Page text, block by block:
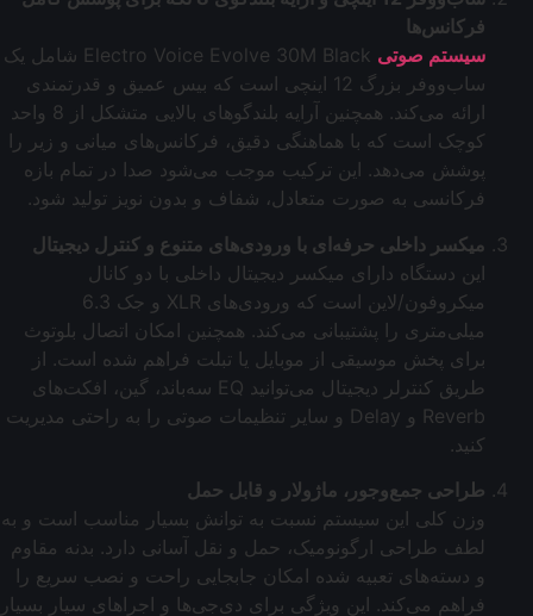
فرکانس‌ها
سیستم صوتی
Electro Voice Evolve 30M Black شامل یک
ساب‌ووفر بزرگ 12 اینچی است که بیس عمیق و قدرتمندی
ارائه می‌کند. همچنین آرایه بلندگوهای بالایی متشکل از 8 واحد
کوچک است که با هماهنگی دقیق، فرکانس‌های میانی و زیر را
پوشش می‌دهد. این ترکیب موجب می‌شود صدا در تمام بازه
فرکانسی به صورت متعادل، شفاف و بدون نویز تولید شود.
میکسر داخلی حرفه‌ای با ورودی‌های متنوع و کنترل دیجیتال
این دستگاه دارای میکسر دیجیتال داخلی با دو کانال
میکروفون/لاین است که ورودی‌های XLR و جک 6.3
میلی‌متری را پشتیبانی می‌کند. همچنین امکان اتصال بلوتوث
برای پخش موسیقی از موبایل یا تبلت فراهم شده است. از
طریق کنترلر دیجیتال می‌توانید EQ سه‌باند، گین، افکت‌های
Reverb و Delay و سایر تنظیمات صوتی را به راحتی مدیریت
کنید.
طراحی جمع‌وجور، ماژولار و قابل حمل
وزن کلی این سیستم نسبت به توانش بسیار مناسب است و به
لطف طراحی ارگونومیک، حمل و نقل آسانی دارد. بدنه مقاوم
و دسته‌های تعبیه شده امکان جابجایی راحت و نصب سریع را
فراهم می‌کند. این ویژگی برای دی‌جی‌ها و اجراهای سیار بسیار